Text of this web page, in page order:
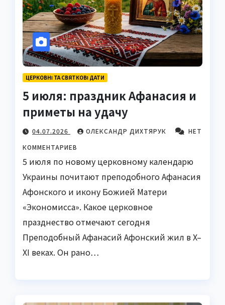
ЦЕРКОВНІ ТА СВЯТКОВІ ДАТИ
5 июля: праздник Афанасия и
приметы на удачу
04.07.2026 ОЛЕКСАНДР ДИХТЯРУК
НЕТ
КОММЕНТАРИЕВ
5 июля по новому церковному календарю
Украины почитают преподобного Афанасия
Афонского и икону Божией Матери
«Экономисса». Какое церковное
празднество отмечают сегодня
Преподобный Афанасий Афонский жил в X–
XI веках. Он рано…